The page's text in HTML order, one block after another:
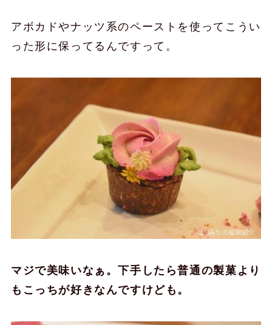
アボカドやナッツ系のペーストを使ってこうい
った形に保ってるんですって。
マジで美味いなぁ。下手したら普通の製菓より
もこっちが好きなんですけども。